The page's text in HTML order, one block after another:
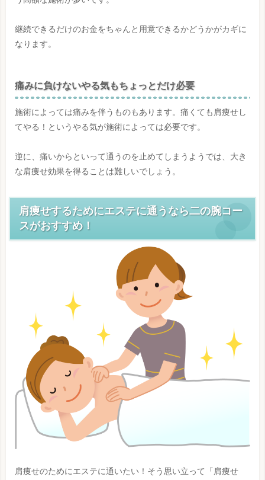
継続できるだけのお金をちゃんと用意できるかどうかがカギに
なります。
痛みに負けないやる気もちょっとだけ必要
施術によっては痛みを伴うものもあります。痛くても肩痩せし
てやる！というやる気が施術によっては必要です。
逆に、痛いからといって通うのを止めてしまうようでは、大き
な肩痩せ効果を得ることは難しいでしょう。
肩痩せするためにエステに通うなら二の腕コー
スがおすすめ！
肩痩せのためにエステに通いたい！そう思い立って「肩痩せ